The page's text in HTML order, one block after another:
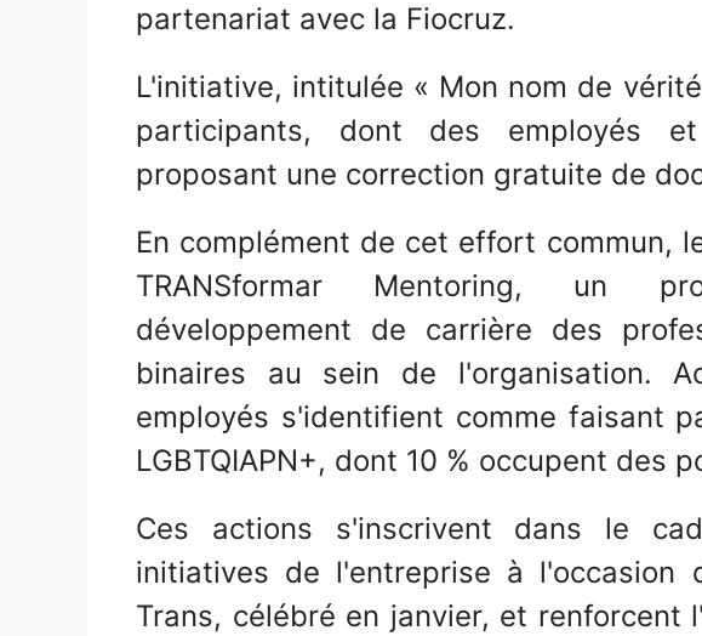
partenariat avec la Fiocruz.
L'initiative, intitulée « Mon nom de
participants, dont des employés
proposant une correction gratuite de
En complément de cet effort commun,
TRANSformar Mentoring, un
développement de carrière des
binaires au sein de l'organisation.
employés s'identifient comme faisant
LGBTQIAPN+, dont 10 % occupent des
Ces actions s'inscrivent dans le
initiatives de l'entreprise à l'occasion
Trans, célébré en janvier, et renforcent